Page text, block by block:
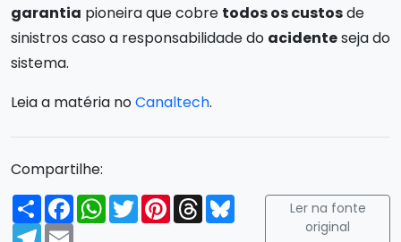
garantia pioneira que cobre todos os custosde
sinistros caso a responsabilidade do acidenteseja do
sistema.
Leia a matéria noCanaltech.
Compartilhe:
Compartilhar
FacebookWhatsApp
TwitterPinterest
ThreadsBluesky
Telegram
Email
Ler na fonte
original